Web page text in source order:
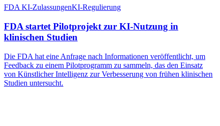
FDA KI-ZulassungenKI-Regulierung
FDA startet Pilotprojekt zur KI-Nutzung in
klinischen Studien
Die FDA hat eine Anfrage nach Informationen veröffentlicht, um
Feedback zu einem Pilotprogramm zu sammeln, das den Einsatz
von Künstlicher Intelligenz zur Verbesserung von frühen klinischen
Studien untersucht.